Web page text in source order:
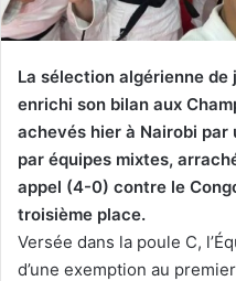
La sélection algérienne de
enrichi son bilan aux
achevés hier à Nairobi par
par équipes mixtes,
appel (4-0) contre le
troisième place.
Versée dans la poule C,
d’une exemption au